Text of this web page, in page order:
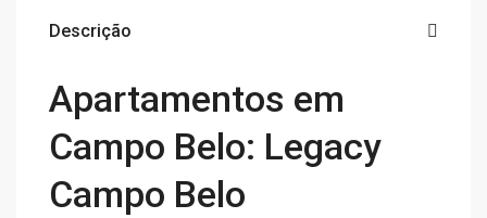
Descrição
Apartamentos em
Campo Belo: Legacy
Campo Belo